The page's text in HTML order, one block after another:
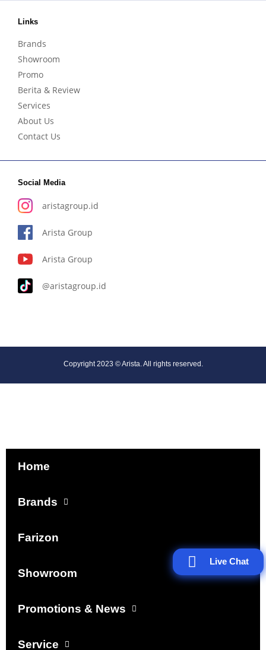
Links
Brands
Showroom
Promo
Berita & Review
Services
About Us
Contact Us
Social Media
aristagroup.id
Arista Group
Arista Group
@aristagroup.id
Copyright 2023 © Arista. All rights reserved.
Live Chat
Home
Brands
Farizon
Showroom
Promotions & News
Service